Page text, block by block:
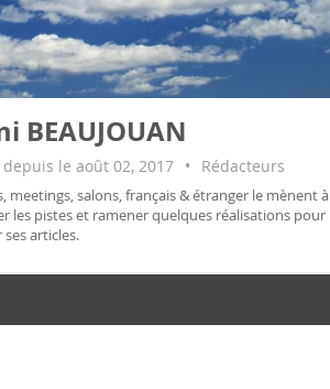
BEAUJOUAN
le août 02, 2017 • Rédacteurs
meetings, salons, français & étranger le mènent à
les pistes et ramener quelques réalisations pour
articles.